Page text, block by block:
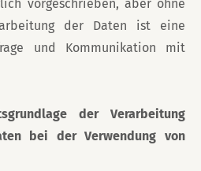
vorgeschrieben, aber ohne
der Daten ist eine
und Kommunikation mit
der Verarbeitung
bei der Verwendung von